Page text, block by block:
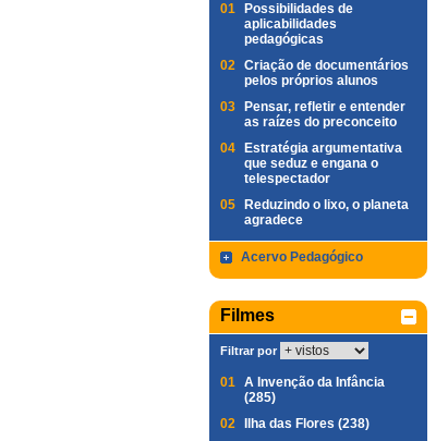
01
Possibilidades de
aplicabilidades
pedagógicas
02 Criação de documentários
pelos próprios alunos
03
Pensar, refletir e entender
as raízes do preconceito
04
Estratégia argumentativa
que seduz e engana o
telespectador
05
Reduzindo o lixo, o planeta
agradece
Acervo Pedagógico
Filmes
Filtrar por
01 A Invenção da Infância
(285)
02
Ilha das Flores (238)